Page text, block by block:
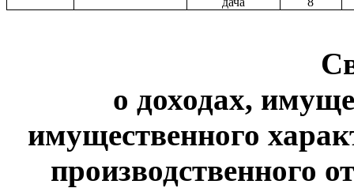
о доходах,
имущественного
производственного